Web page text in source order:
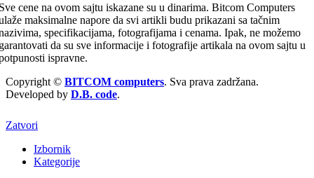
cene na ovom sajtu iskazane su u dinarima. Bitcom Computers
maksimalne napore da svi artikli budu prikazani sa tačnim
specifikacijama, fotografijama i cenama. Ipak, ne možemo
da su sve informacije i fotografije artikala na ovom sajtu u
ispravne.
Copyright © BITCOM computers. Sva prava zadržana.
Developed by D.B. code.
Zatvori
Izbornik
Kategorije